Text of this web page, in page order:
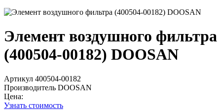
Элемент воздушного фильтра
(400504-00182) DOOSAN
Артикул 400504-00182
Производитель DOOSAN
Цена:
Узнать стоимость